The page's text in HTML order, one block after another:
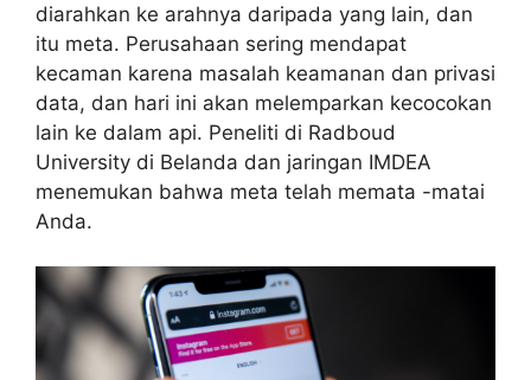
diarahkan ke arahnya daripada yang lain, dan
itu meta. Perusahaan sering mendapat
kecaman karena masalah keamanan dan privasi
data, dan hari ini akan melemparkan kecocokan
lain ke dalam api. Peneliti di Radboud
University di Belanda dan jaringan IMDEA
menemukan bahwa meta telah memata -matai
Anda.